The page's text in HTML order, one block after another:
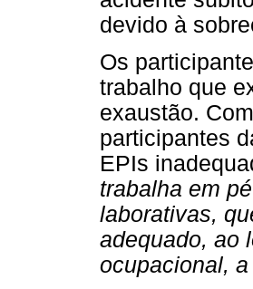
devido à
Os
trabalho que
exaustão.
participantes
EPIs
trabalha em
laborativas,
adequado, ao
ocupacional,